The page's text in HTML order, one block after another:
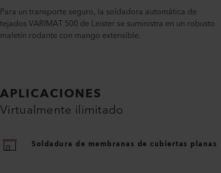
Para un transporte seguro, la soldadora automática de
tejados VARIMAT 500 de Leister se suministra en un robusto
maletín rodante con mango extensible.
APLICACIONES
Virtualmente ilimitado
Soldadura de membranas de cubiertas planas